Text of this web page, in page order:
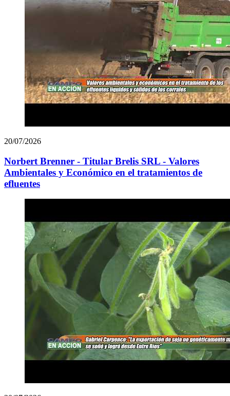
20/07/2026
Norbert Brenner - Titular Brelis SRL - Valores
Ambientales y Económico en el tratamientos de
efluentes